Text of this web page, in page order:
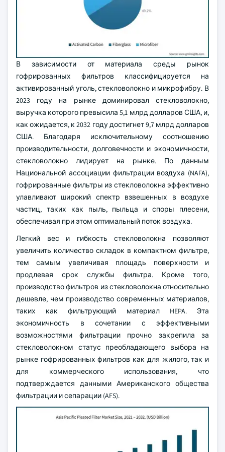
В зависимости от материала среды рынок
гофрированных фильтров классифицируется на
активированный уголь, стекловолокно и микрофибру. В
2023 году на рынке доминировал стекловолокно,
выручка которого превысила 5,1 млрд долларов США, и,
как ожидается, к 2032 году достигнет 9,7 млрд долларов
США. Благодаря исключительному соотношению
производительности, долговечности и экономичности,
стекловолокно лидирует на рынке. По данным
Национальной ассоциации фильтрации воздуха (NAFA),
гофрированные фильтры из стекловолокна эффективно
улавливают широкий спектр взвешенных в воздухе
частиц, таких как пыль, пыльца и споры плесени,
обеспечивая при этом оптимальный поток воздуха.
Легкий вес и гибкость стекловолокна позволяют
увеличить количество складок в компактном фильтре,
тем самым увеличивая площадь поверхности и
продлевая срок службы фильтра. Кроме того,
производство фильтров из стекловолокна относительно
дешевле, чем производство современных материалов,
таких как фильтрующий материал HEPA. Эта
экономичность в сочетании с эффективными
возможностями фильтрации прочно закрепила за
стекловолокном статус преобладающего выбора на
рынке гофрированных фильтров как для жилого, так и
для коммерческого использования, что
подтверждается данными Американского общества
фильтрации и сепарации (AFS).